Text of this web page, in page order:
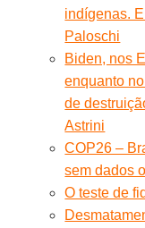
indígenas.
Paloschi
Biden, nos
enquanto
de
Astrini
COP26 –
sem dados
O teste de